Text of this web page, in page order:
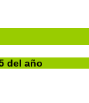
del año